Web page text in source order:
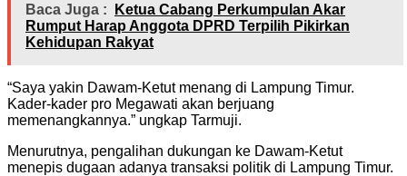
Baca Juga :
Ketua Cabang Perkumpulan Akar
Rumput Harap Anggota DPRD Terpilih Pikirkan
Kehidupan Rakyat
“Saya yakin Dawam-Ketut menang di Lampung Timur.
Kader-kader pro Megawati akan berjuang
memenangkannya.” ungkap Tarmuji.
Menurutnya, pengalihan dukungan ke Dawam-Ketut
menepis dugaan adanya transaksi politik di Lampung Timur.